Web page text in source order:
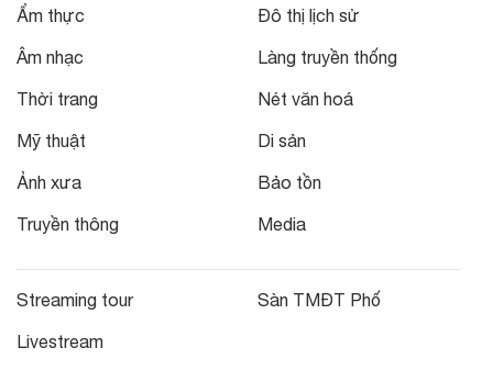
Ẩm thực
Âm nhạc
Thời trang
Mỹ thuật
Ảnh xưa
Truyền thông
Đô thị lịch sử
Làng truyền thống
Nét văn hoá
Di sản
Bảo tồn
Media
Streaming tour
Livestream
Sàn TMĐT Phố